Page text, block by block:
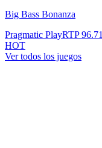
Big Bass Bonanza
Pragmatic PlayRTP96.71
HOT
Ver todos los juegos